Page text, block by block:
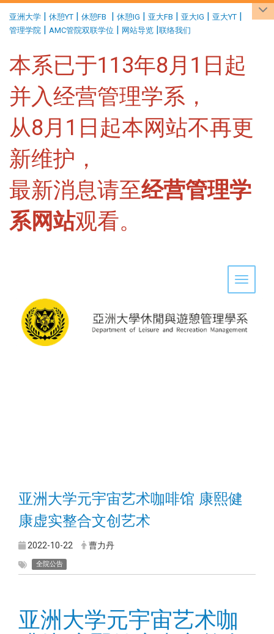
亚洲大学 | 休憩YT | 休憩FB | 休憩IG | 亚大FB | 亚大IG | 亚大YT |
管理学院 | AMC管院双联学位 | 网站导览 |联络我们
本系已于113年8月1日起
并入经营管理学系，
从8月1日起本网站不再更
新维护，
最新消息请至经营管理学
系网站观看。
Toggle
亚洲大学元宇宙艺术咖啡馆 康熙健
康虚实整合文创艺术
2022-10-22 曹力丹
全院公告
亚洲大学元宇宙艺术咖